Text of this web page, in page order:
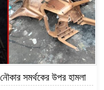
সমর্থকের উপর হামলা